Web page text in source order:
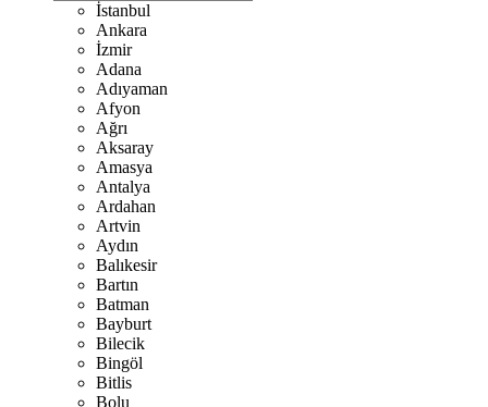
İstanbul
Ankara
İzmir
Adana
Adıyaman
Afyon
Ağrı
Aksaray
Amasya
Antalya
Ardahan
Artvin
Aydın
Balıkesir
Bartın
Batman
Bayburt
Bilecik
Bingöl
Bitlis
Bolu